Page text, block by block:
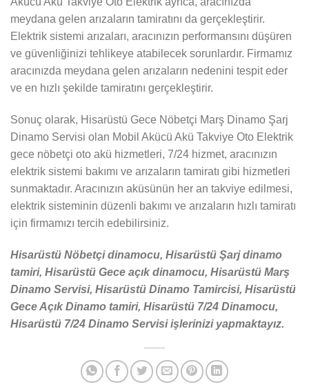
meydana gelen arızaların tamiratını da gerçekleştirir.
Elektrik sistemi arızaları, aracınızın performansını düşüren
ve güvenliğinizi tehlikeye atabilecek sorunlardır. Firmamız
aracınızda meydana gelen arızaların nedenini tespit eder
ve en hızlı şekilde tamiratını gerçekleştirir.
Sonuç olarak, Hisarüstü Gece Nöbetçi Marş Dinamo Şarj
Dinamo Servisi olan Mobil Akücü Akü Takviye Oto Elektrik
gece nöbetçi oto akü hizmetleri, 7/24 hizmet, aracınızın
elektrik sistemi bakımı ve arızaların tamiratı gibi hizmetleri
sunmaktadır. Aracınızın aküsünün her an takviye edilmesi,
elektrik sisteminin düzenli bakımı ve arızaların hızlı tamiratı
için firmamızı tercih edebilirsiniz.
Hisarüstü Nöbetçi dinamocu, Hisarüstü Şarj dinamo
tamiri, Hisarüstü Gece açık dinamocu, Hisarüstü Marş
Dinamo Servisi, Hisarüstü Dinamo Tamircisi, Hisarüstü
Gece Açık Dinamo tamiri, Hisarüstü 7/24 Dinamocu,
Hisarüstü 7/24 Dinamo Servisi işlerinizi yapmaktayız.